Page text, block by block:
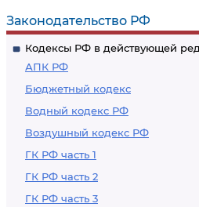
Законодательство РФ
Кодексы РФ в действующей
АПК РФ
Бюджетный кодекс
Водный кодекс РФ
Воздушный кодекс РФ
ГК РФ часть 1
ГК РФ часть 2
ГК РФ часть 3